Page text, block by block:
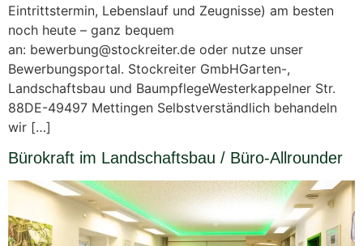
Eintrittstermin, Lebenslauf und Zeugnisse) am besten
noch heute – ganz bequem
an: bewerbung@stockreiter.de oder nutze unser
Bewerbungsportal. Stockreiter GmbHGarten-,
Landschaftsbau und BaumpflegeWesterkappelner Str.
88DE-49497 Mettingen Selbstverständlich behandeln
wir […]
Bürokraft im Landschaftsbau / Büro-Allrounder